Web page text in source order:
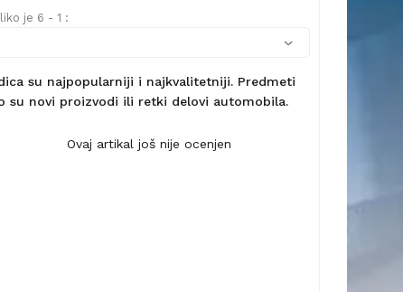
je 6 - 1 :
su najpopularniji i najkvalitetniji. Predmeti
su novi proizvodi ili retki delovi automobila.
Ovaj artikal još nije ocenjen